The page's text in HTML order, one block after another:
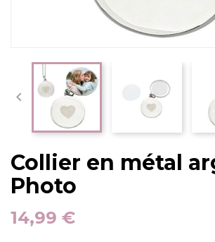

Collier en métal
Photo
14,99 €